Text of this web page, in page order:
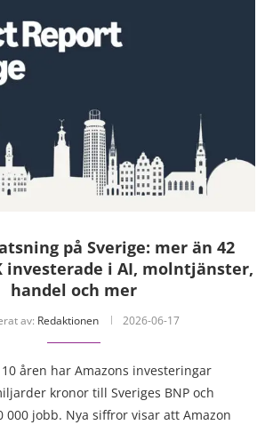
på Sverige: mer än 42
investerade i AI, molntjänster,
handel och mer
av: Redaktionen 2026-06-17
åren har Amazons investeringar
kronor till Sveriges BNP och
000 jobb. Nya siffror visar att Amazon